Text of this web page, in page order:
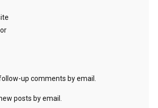
up comments by email.
posts by email.